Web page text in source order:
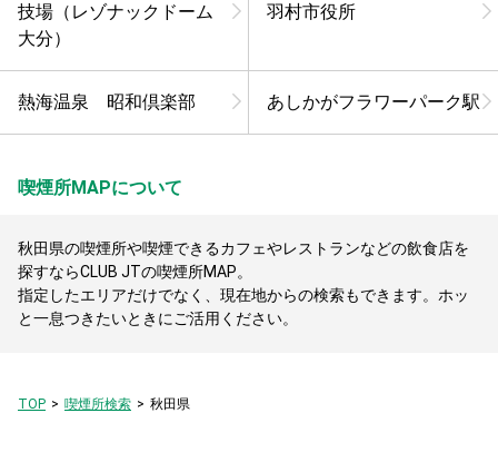
技場（レゾナックドーム
大分）
羽村市役所
熱海温泉 昭和倶楽部 あしかがフラワーパーク駅
喫煙所MAPについて
秋田県の喫煙所や喫煙できるカフェやレストランなどの飲食店を
探すならCLUB JTの喫煙所MAP。
指定したエリアだけでなく、現在地からの検索もできます。ホッ
と一息つきたいときにご活用ください。
TOP 喫煙所検索 秋田県